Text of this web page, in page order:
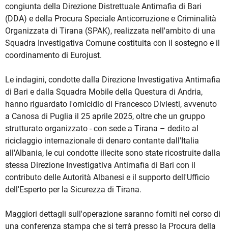
congiunta della Direzione Distrettuale Antimafia di Bari
(DDA) e della Procura Speciale Anticorruzione e Criminalità
Organizzata di Tirana (SPAK), realizzata nell'ambito di una
Squadra Investigativa Comune costituita con il sostegno e il
coordinamento di Eurojust.
Le indagini, condotte dalla Direzione Investigativa Antimafia
di Bari e dalla Squadra Mobile della Questura di Andria,
hanno riguardato l'omicidio di Francesco Diviesti, avvenuto
a Canosa di Puglia il 25 aprile 2025, oltre che un gruppo
strutturato organizzato - con sede a Tirana – dedito al
riciclaggio internazionale di denaro contante dall'Italia
all'Albania, le cui condotte illecite sono state ricostruite dalla
stessa Direzione Investigativa Antimafia di Bari con il
contributo delle Autorità Albanesi e il supporto dell'Ufficio
dell'Esperto per la Sicurezza di Tirana.
Maggiori dettagli sull'operazione saranno forniti nel corso di
una conferenza stampa che si terrà presso la Procura della